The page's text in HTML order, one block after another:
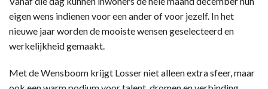
eigen wens indienen voor een ander of voor jezelf. In het
nieuwe jaar worden de mooiste wensen geselecteerd en
werkelijkheid gemaakt.
Met de Wensboom krijgt Losser niet alleen extra sfeer, maar